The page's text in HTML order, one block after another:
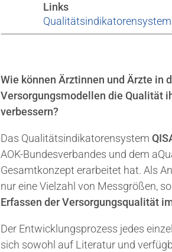
Links
Wie können Ärztinnen und Ärzte in
Versorgungsmodellen die Qualität
verbessern?
Das Qualitätsindikatorensystem
AOK-Bundesverbandes und dem
Gesamtkonzept erarbeitet hat. Als
nur eine Vielzahl von Messgrößen,
Erfassen der Versorgungsqualität
Der Entwicklungsprozess jedes
sich sowohl auf Literatur und